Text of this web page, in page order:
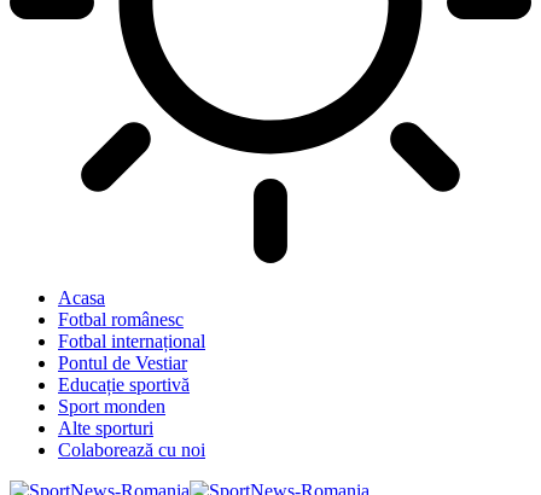
Acasa
Fotbal românesc
Fotbal internațional
Pontul de Vestiar
Educație sportivă
Sport monden
Alte sporturi
Colaborează cu noi